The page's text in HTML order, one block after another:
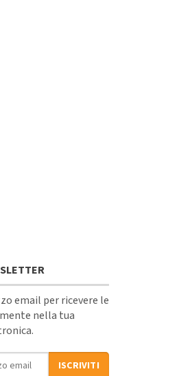
email per ricevere le
nella tua
ISCRIVITI